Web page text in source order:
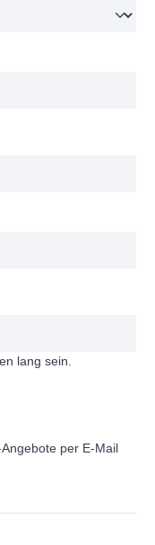
lang sein.
per E-Mail